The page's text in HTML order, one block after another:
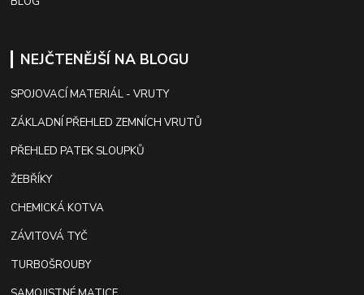
NEJČTENĚJŠÍ NA BLOGU
SPOJOVACÍ MATERIÁL - VRUTY
ZÁKLADNÍ PŘEHLED ZEMNÍCH VRUTŮ
PŘEHLED PATEK SLOUPKŮ
ŽEBŘÍKY
CHEMICKÁ KOTVA
ZÁVITOVÁ TYČ
TURBOŠROUBY